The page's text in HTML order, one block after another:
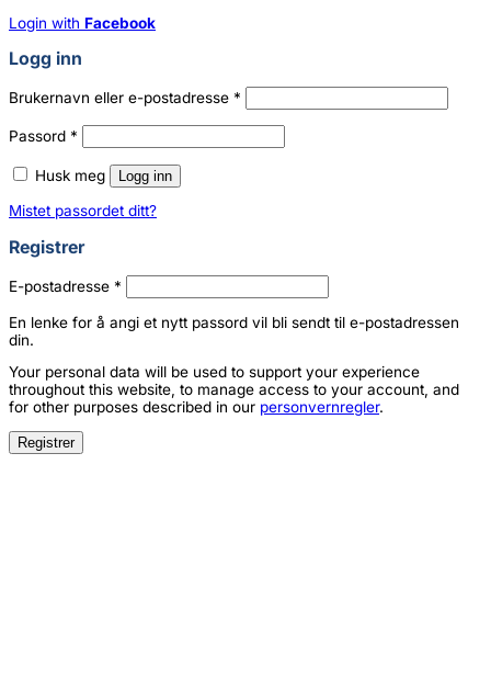
Login with Facebook
Logg inn
Brukernavn eller e-postadresse *
Passord *
Husk meg Logg inn
Mistet passordet ditt?
Registrer
E-postadresse *
En lenke for å angi et nytt passord vil bli sendt til e-postadressen
din.
Your personal data will be used to support your experience
throughout this website, to manage access to your account, and
for other purposes described in our personvernregler.
Registrer